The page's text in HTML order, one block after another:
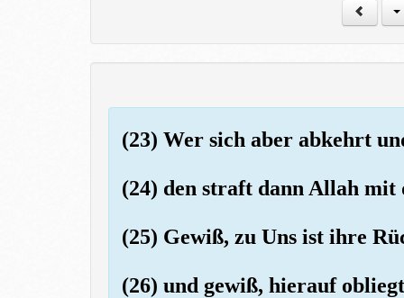
(23) Wer sich aber abkehrt
(24) den straft dann Allah mit
(25) Gewiß, zu Uns ist ihre
(26) und gewiß, hierauf